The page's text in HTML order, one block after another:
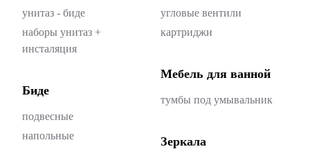
унитаз - биде
наборы унитаз +
инсталяция
Биде
подвесные
напольные
угловые вентили
картриджи
Мебель для ванной
тумбы под умывальник
Зеркала